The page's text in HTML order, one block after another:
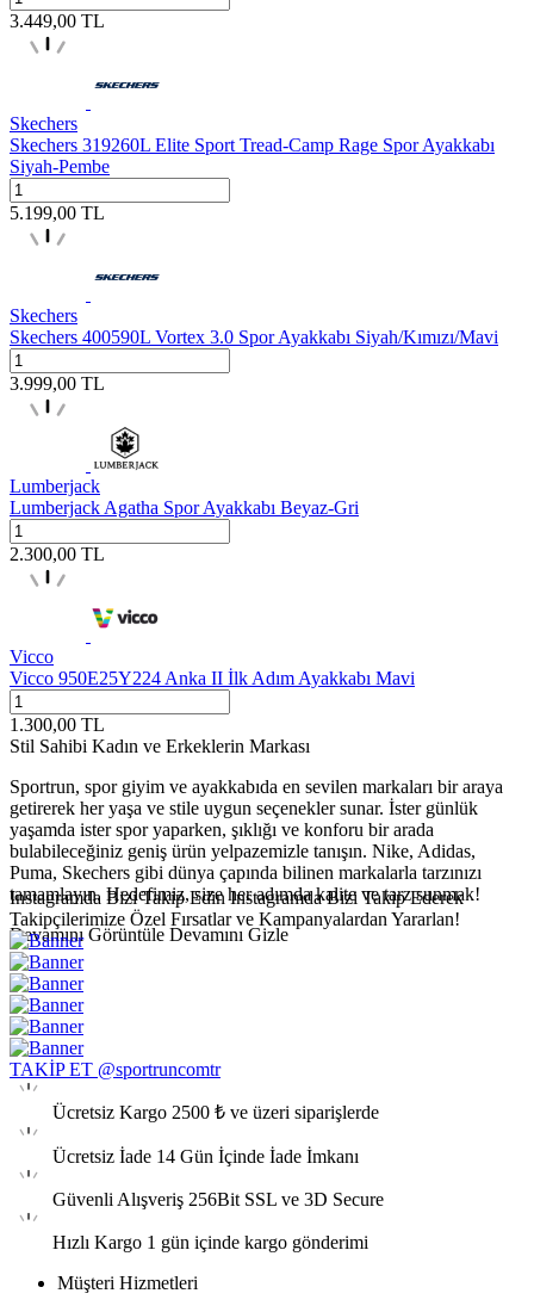
3.449,00 TL
Skechers
Skechers 319260L Elite Sport Tread-Camp Rage Spor Ayakkabı
Siyah-Pembe
5.199,00 TL
Skechers
Skechers 400590L Vortex 3.0 Spor Ayakkabı Siyah/Kımızı/Mavi
3.999,00 TL
Lumberjack
Lumberjack Agatha Spor Ayakkabı Beyaz-Gri
2.300,00 TL
Vicco
Vicco 950E25Y224 Anka II İlk Adım Ayakkabı Mavi
1.300,00 TL
Stil Sahibi Kadın ve Erkeklerin Markası
Sportrun, spor giyim ve ayakkabıda en sevilen markaları bir araya
getirerek her yaşa ve stile uygun seçenekler sunar. İster günlük
yaşamda ister spor yaparken, şıklığı ve konforu bir arada
bulabileceğiniz geniş ürün yelpazemizle tanışın. Nike, Adidas,
Puma, Skechers gibi dünya çapında bilinen markalarla tarzınızı
tamamlayın. Hedefimiz, size her adımda kalite ve tarz sunmak!
Devamını Görüntüle Devamını Gizle
Instagramda Bizi Takip EdinInstagramda Bizi Takip Ederek
Takipçilerimize Özel Fırsatlar ve Kampanyalardan Yararlan!
TAKİP ET @sportruncomtr
Ücretsiz Kargo 2500 ₺ ve üzeri siparişlerde
Ücretsiz İade 14 Gün İçinde İade İmkanı
Güvenli Alışveriş 256Bit SSL ve 3D Secure
Hızlı Kargo 1 gün içinde kargo gönderimi
Müşteri Hizmetleri